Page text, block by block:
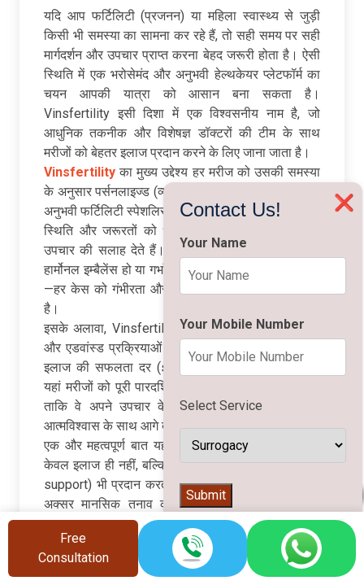
यदि आप फर्टिलिटी (प्रजनन) या महिला स्वास्थ्य से जुड़ी
किसी भी समस्या का सामना कर रहे हैं, तो सही समय पर सही
मार्गदर्शन और उपचार प्राप्त करना बेहद जरूरी होता है। ऐसी
स्थिति में एक भरोसेमंद और अनुभवी हेल्थकेयर प्लेटफॉर्म का
चयन आपकी यात्रा को आसान बना सकता है।
Vinsfertility इसी दिशा में एक विश्वसनीय नाम है, जो
आधुनिक तकनीक और विशेषज्ञ डॉक्टरों की टीम के साथ
मरीजों को बेहतर इलाज प्रदान करने के लिए जाना जाता है।
Vinsfertility का मुख्य उद्देश्य हर मरीज को उसकी समस्या
के अनुसार पर्सनलाइज्ड (व्यक्तिगत) ट्रीटमेंट देना है। यहां पर
अनुभवी फर्टिलिटी स्पेशलिस्ट आपकी मेडिकल हिस्ट्री, वर्तमान
स्थिति और जरूरतों को ध्यान में रखते हुए सही जांच और
उपचार की सलाह देते हैं। चाहे समस्या बांझपन से जुड़ी हो,
हार्मोनल इम्बैलेंस हो या गर्भाशय से संबंधित कोई जटिल स्थिति
—हर केस को गंभीरता और विशेषज्ञता के साथ संभाला जाता
है।
इसके अलावा, Vinsfertility में नवीनतम मेडिकल तकनीकों
और एडवांस्ड प्रक्रियाओं का उपयोग किया जाता है, जिससे
इलाज की सफलता दर (success rate) बेहतर होती है।
यहां मरीजों को पूरी पारदर्शिता के साथ जानकारी दी जाती है,
ताकि वे अपने उपचार के हर चरण को समझ सकें और
आत्मविश्वास के साथ आगे बढ़ सकें।
एक और महत्वपूर्ण बात यह है कि Vinsfertility मरीजों को
केवल इलाज ही नहीं, बल्कि भावनात्मक समर्थन (emotional
support) भी प्रदान करता है। फर्टिलिटी से जुड़ी समस्याएं
अक्सर मानसिक तनाव का कारण बनती हैं, इसलिए यहां
काउंसलिंग और सपोर्ट सिस्टम पर भी विशेष ध्यान दिया जाता
अगर आप सही निदान, सुरक्षित उपचार और बेहतर परिणाम की
❌
Contact Us!
Your Name
Your Mobile Number
Select Service
Submit
Free
Consultation